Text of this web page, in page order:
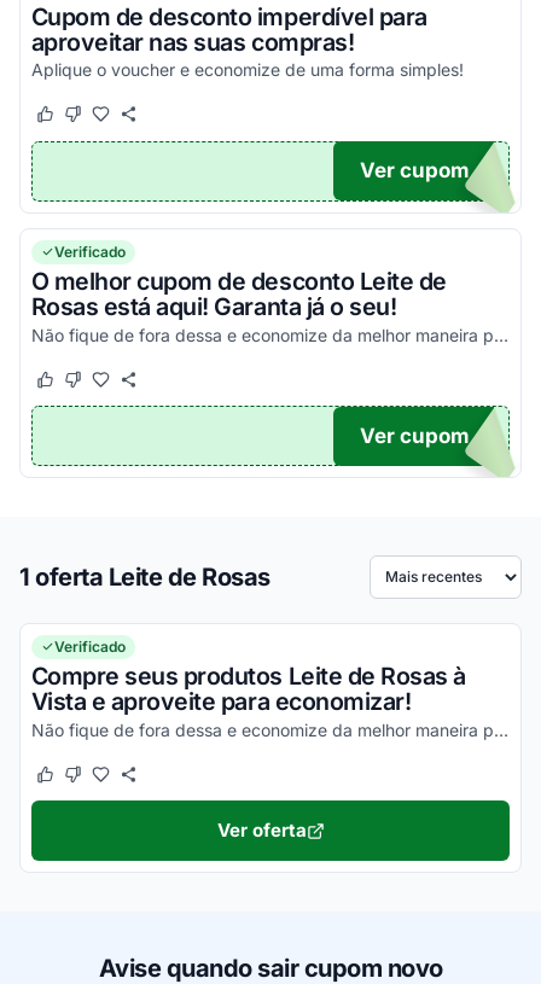
Cupom de desconto imperdível para
aproveitar nas suas compras!
Aplique o voucher e economize de uma forma simples!
Este cupom funcionou
Este cupom não funcionou
OX
Ver cupom
Verificado
O melhor cupom de desconto Leite de
Rosas está aqui! Garanta já o seu!
Não fique de fora dessa e economize da melhor maneira possível!
Este cupom funcionou
Este cupom não funcionou
TICO
Ver cupom
1 oferta Leite de Rosas Ordenar por
Verificado
Compre seus produtos Leite de Rosas à
Vista e aproveite para economizar!
Não fique de fora dessa e economize da melhor maneira possível!
Este cupom funcionou
Este cupom não funcionou
Ver oferta
Avise quando sair cupom novo